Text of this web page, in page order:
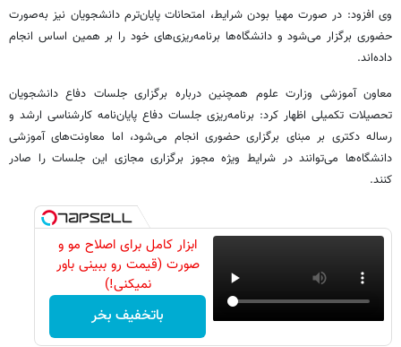
وی افزود: در صورت مهیا بودن شرایط، امتحانات پایان‌ترم دانشجویان نیز به‌صورت
حضوری برگزار می‌شود و دانشگاه‌ها برنامه‌ریزی‌های خود را بر همین اساس انجام
داده‌اند.
معاون آموزشی وزارت علوم همچنین درباره برگزاری جلسات دفاع دانشجویان
تحصیلات تکمیلی اظهار کرد: برنامه‌ریزی جلسات دفاع پایان‌نامه کارشناسی ارشد و
رساله دکتری بر مبنای برگزاری حضوری انجام می‌شود، اما معاونت‌های آموزشی
دانشگاه‌ها می‌توانند در شرایط ویژه مجوز برگزاری مجازی این جلسات را صادر
کنند.
ابزار کامل برای اصلاح مو و
صورت (قیمت رو ببینی باور
نمیکنی!)
باتخفیف بخر